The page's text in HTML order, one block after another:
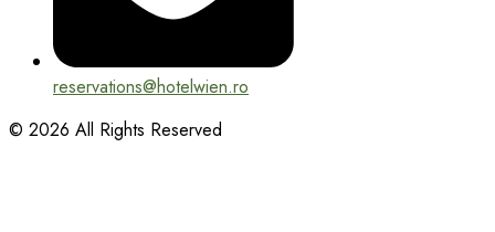
reservations@hotelwien.ro
© 2026 All Rights Reserved